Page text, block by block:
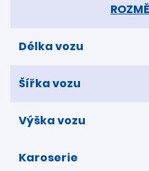
Délka vozu
Šířka vozu
Výška vozu
Karoserie